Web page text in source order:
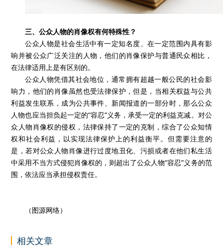
三、公众人物的肖像权有何特殊性？
公众人物是社会生活中有一定知名度、在一定范围内具有影
响并被公众广泛关注的人物，他们的肖像保护与普通民众相比，
在法律适用上是有区别的。
公众人物凭借其社会地位，通常拥有超越一般公民的社会影
响力，他们的肖像虽然也受法律保护，但是，当相关权益与公共
利益发生联系，成为公共事件、新闻报道的一部分时，那么公众
人物也应当担负起一定的“容忍”义务，承受一定的利益克减。对公
众人物肖像权的侵权，法律保持了一定的克制，综合了公众知情
权和社会利益，以实现法律保护上的利益衡平。但需要注意的
是，若对公众人物肖像进行过度地丑化、污损或者在他们私生活
中采用不当方式侵犯肖像权的，则超出了公众人物“容忍”义务的范
围，依法应当承担侵权责任。
（图源网络）
相关文章